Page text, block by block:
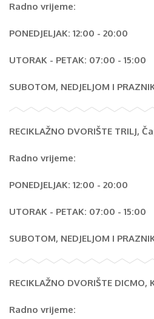
Radno vrijeme:
PONEDJELJAK: 12:00 - 20:00
UTORAK - PETAK: 07:00 - 15:00
SUBOTOM, NEDJELJOM I
RECIKLAŽNO DVORIŠTE TRILJ,
Radno vrijeme:
PONEDJELJAK: 12:00 - 20:00
UTORAK - PETAK: 07:00 - 15:00
SUBOTOM, NEDJELJOM I
RECIKLAŽNO DVORIŠTE DICMO,
Radno vrijeme: